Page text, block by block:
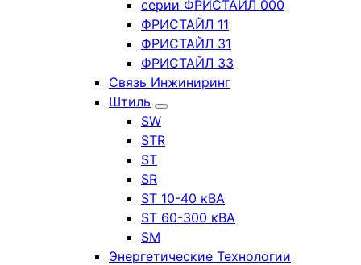
серии ФРИСТАЙЛ 000
ФРИСТАЙЛ 11
ФРИСТАЙЛ 31
ФРИСТАЙЛ 33
Связь Инжиниринг
Штиль
SW
STR
ST
SR
ST 10-40 кВА
ST 60-300 кВА
SM
Энергетические Технологии